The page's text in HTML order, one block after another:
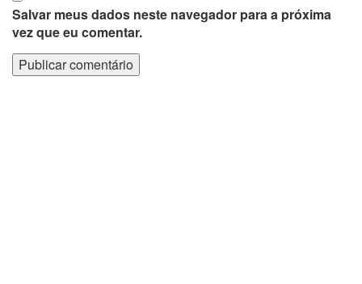
Salvar meus dados neste navegador para a próxima
vez que eu comentar.